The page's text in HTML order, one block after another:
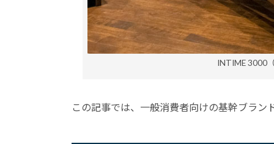
INTIME 3000
この記事では、一般消費者向けの基幹ブラ